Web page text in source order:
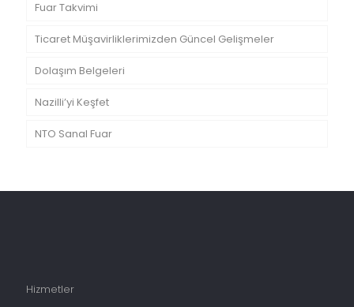
Fuar Takvimi
Ticaret Müşavirliklerimizden Güncel Gelişmeler
Dolaşım Belgeleri
Nazilli’yi Keşfet
NTO Sanal Fuar
Hizmetler